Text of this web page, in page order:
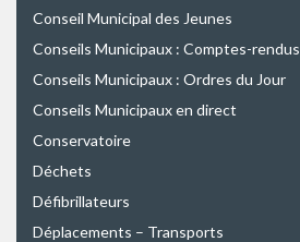
Conseil Municipal des Jeunes
Conseils Municipaux : Comptes-rendus
Conseils Municipaux : Ordres du Jour
Conseils Municipaux en direct
Conservatoire
Déchets
Défibrillateurs
Déplacements – Transports